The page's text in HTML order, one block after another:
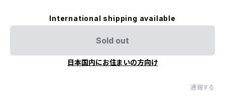
International shipping available
Sold out
日本国内にお住まいの方向け
通報する